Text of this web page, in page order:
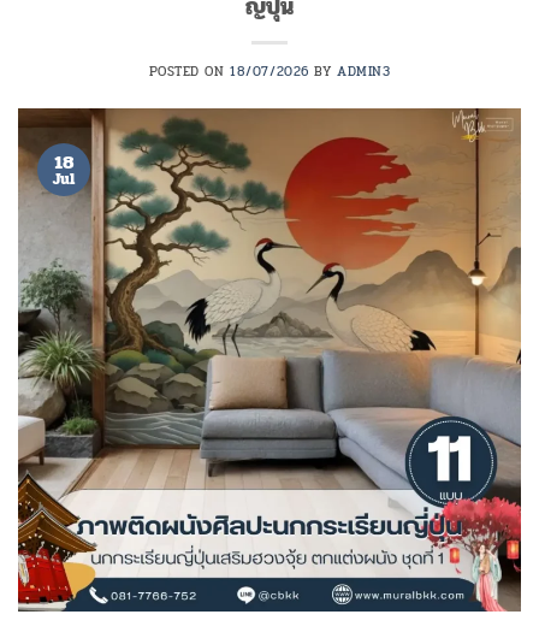
POSTED ON18/07/2026 BYADMIN3
18
Jul